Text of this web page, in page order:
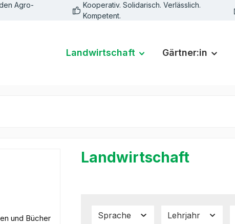
springen
Agro-
Kooperativ. Solidarisch. Verlässlich.
Kompetent.
Landwirtschaft Gärtner:in
und Bücher
Landwirtschaft
Sprache Lehrjahr